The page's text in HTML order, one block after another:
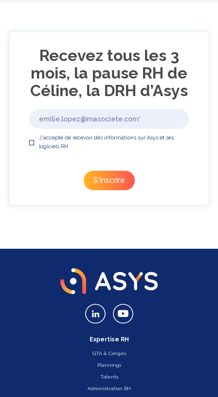
Recevez tous les 3
mois, la pause RH de
Céline, la DRH d’Asys
J'accepte de recevoir des informations sur Asys et ses
logiciels RH.
Expertise RH
GTA & Congés
Plannings
Talents
Administration RH